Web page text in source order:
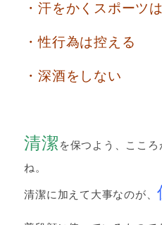
・汗をかくスポーツ
・性行為は控える
・深酒をしない
清潔 を保つよう、ここ
ね。
清潔に加えて大事なのが、